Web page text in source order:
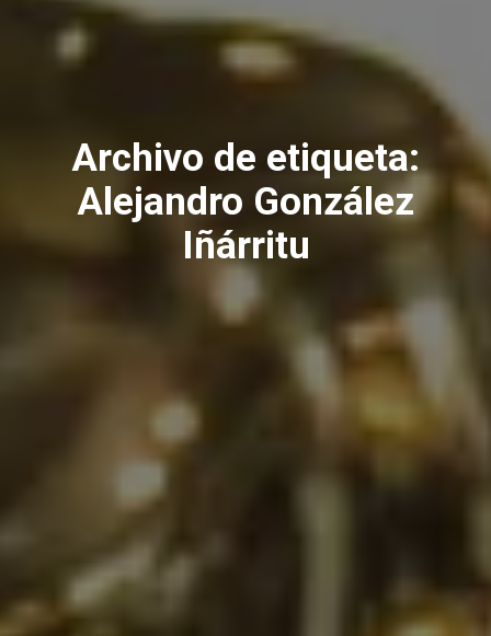
Archivo de etiqueta:
Alejandro González
Iñárritu